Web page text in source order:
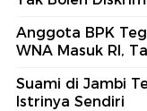
Anggota BPK
WNA Masuk RI,
Suami di Jambi
Istrinya Sendiri